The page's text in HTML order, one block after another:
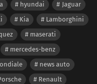
hyundai
Jaguar
Kia
Lamborghini
maserati
mercedes-benz
news auto
Renault